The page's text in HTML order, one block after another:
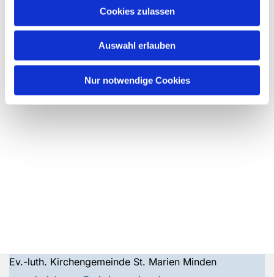
Cookies zulassen
Auswahl erlauben
Nur notwendige Cookies
Ev.-luth. Kirchengemeinde St. Marien Minden